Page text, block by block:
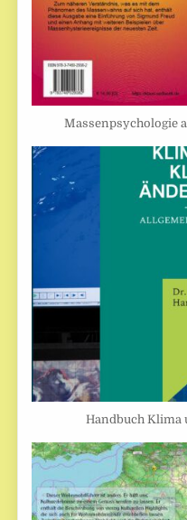
Massenpsychologie
Handbuch Klima